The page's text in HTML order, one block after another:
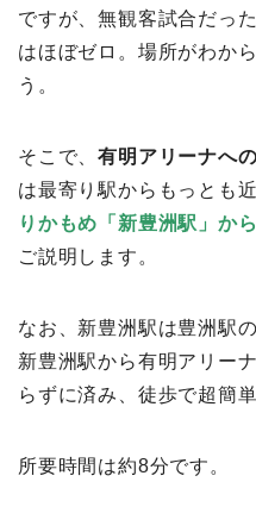
ですが、無観客試合だっ
はほぼゼロ。場所がわか
う。
そこで、有明アリーナへ
は最寄り駅からもっとも
りかもめ「新豊洲駅」か
ご説明します。
なお、新豊洲駅は豊洲駅
新豊洲駅から有明アリー
らずに済み、徒歩で超簡
所要時間は約8分です。